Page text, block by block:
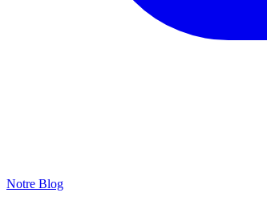
Notre Blog